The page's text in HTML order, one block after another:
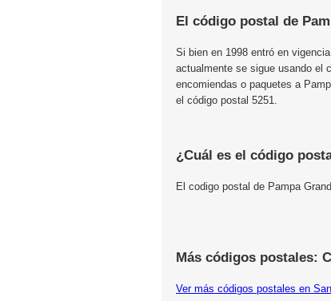
El código postal de
Si bien en 1998 entró en
actualmente se sigue usando el
encomiendas o paquetes a
el código postal 5251.
¿Cuál es el código
El codigo postal de Pampa
Más códigos postales:
Ver más códigos postales en